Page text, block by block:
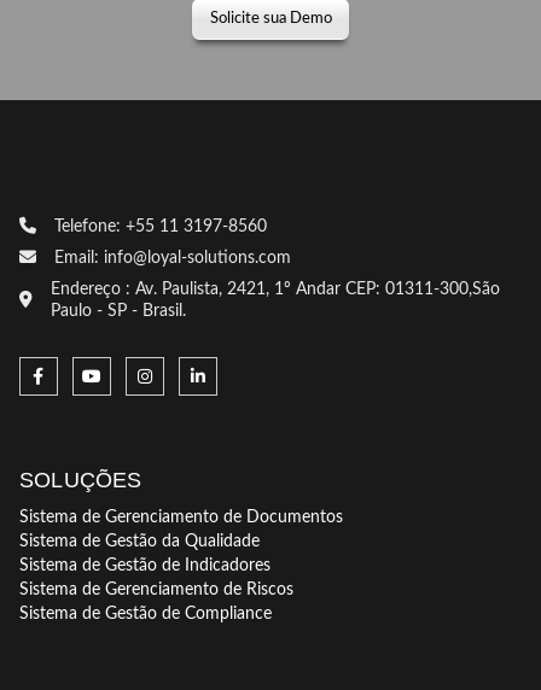
Solicite sua Demo
Telefone: +55 11 3197-8560
Email: info@loyal-solutions.com
Endereço : Av. Paulista, 2421, 1º Andar CEP: 01311-300,São
Paulo - SP - Brasil.
SOLUÇÕES
Sistema de Gerenciamento de Documentos
Sistema de Gestão da Qualidade
Sistema de Gestão de Indicadores
Sistema de Gerenciamento de Riscos
Sistema de Gestão de Compliance